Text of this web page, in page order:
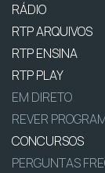
RÁDIO
RTP ARQUIVOS
RTP ENSINA
RTP PLAY
EM DIRETO
REVER
CONCURSOS
PERGUNTAS